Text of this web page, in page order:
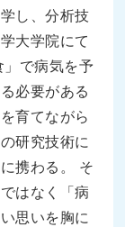
し、分析技
大学院にて
で病気を予
必要がある
育てながら
研究技術に
携わる。 そ
はなく「病
思いを胸に